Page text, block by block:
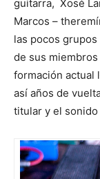
guitarra, Xosé
Marcos –
las pocos
de sus
formación actual
así años de
titular y el